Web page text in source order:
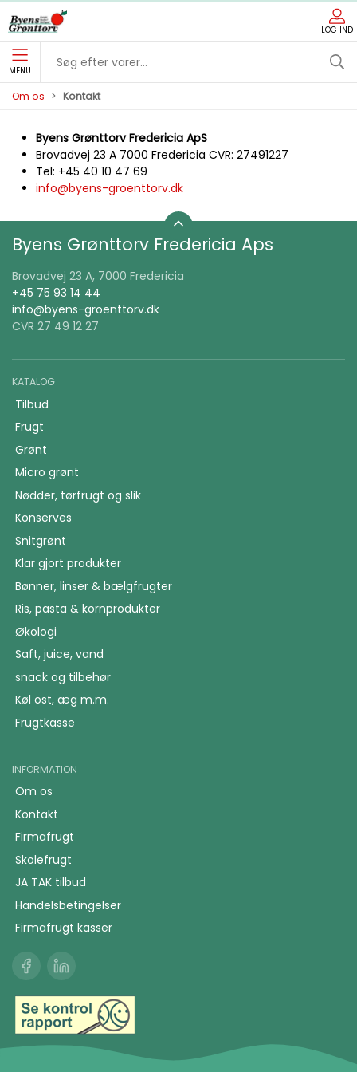
LOG IND
MENU
Om os Kontakt
Byens Grønttorv Fredericia ApS
Brovadvej 23 A 7000 Fredericia CVR: 27491227
Tel: +45 40 10 47 69
info@byens-groenttorv.dk
Byens Grønttorv Fredericia Aps
Brovadvej 23 A, 7000 Fredericia
+45 75 93 14 44
info@byens-groenttorv.dk
CVR 27 49 12 27
KATALOG
Tilbud
Frugt
Grønt
Micro grønt
Nødder, tørfrugt og slik
Konserves
Snitgrønt
Klar gjort produkter
Bønner, linser & bælgfrugter
Ris, pasta & kornprodukter
Økologi
Saft, juice, vand
snack og tilbehør
Køl ost, æg m.m.
Frugtkasse
INFORMATION
Om os
Kontakt
Firmafrugt
Skolefrugt
JA TAK tilbud
Handelsbetingelser
Firmafrugt kasser